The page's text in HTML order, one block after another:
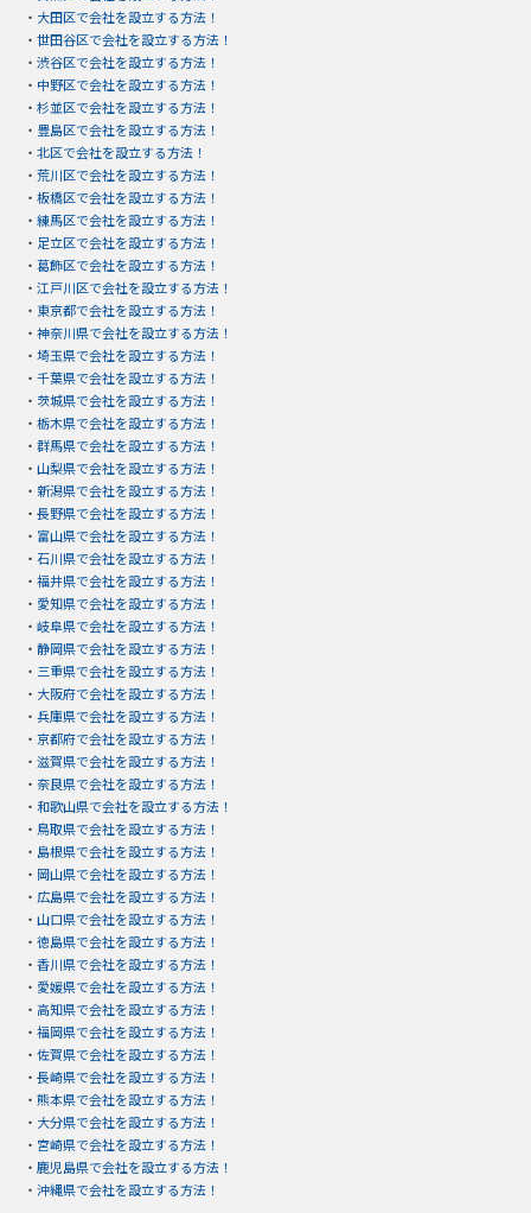
・ 大田区で会社を設立する方法！
・ 世田谷区で会社を設立する方法！
・ 渋谷区で会社を設立する方法！
・ 中野区で会社を設立する方法！
・ 杉並区で会社を設立する方法！
・ 豊島区で会社を設立する方法！
・ 北区で会社を設立する方法！
・ 荒川区で会社を設立する方法！
・ 板橋区で会社を設立する方法！
・ 練馬区で会社を設立する方法！
・ 足立区で会社を設立する方法！
・ 葛飾区で会社を設立する方法！
・ 江戸川区で会社を設立する方法！
・ 東京都で会社を設立する方法！
・ 神奈川県で会社を設立する方法！
・ 埼玉県で会社を設立する方法！
・ 千葉県で会社を設立する方法！
・ 茨城県で会社を設立する方法！
・ 栃木県で会社を設立する方法！
・ 群馬県で会社を設立する方法！
・ 山梨県で会社を設立する方法！
・ 新潟県で会社を設立する方法！
・ 長野県で会社を設立する方法！
・ 富山県で会社を設立する方法！
・ 石川県で会社を設立する方法！
・ 福井県で会社を設立する方法！
・ 愛知県で会社を設立する方法！
・ 岐阜県で会社を設立する方法！
・ 静岡県で会社を設立する方法！
・ 三重県で会社を設立する方法！
・ 大阪府で会社を設立する方法！
・ 兵庫県で会社を設立する方法！
・ 京都府で会社を設立する方法！
・ 滋賀県で会社を設立する方法！
・ 奈良県で会社を設立する方法！
・ 和歌山県で会社を設立する方法！
・ 鳥取県で会社を設立する方法！
・ 島根県で会社を設立する方法！
・ 岡山県で会社を設立する方法！
・ 広島県で会社を設立する方法！
・ 山口県で会社を設立する方法！
・ 徳島県で会社を設立する方法！
・ 香川県で会社を設立する方法！
・ 愛媛県で会社を設立する方法！
・ 高知県で会社を設立する方法！
・ 福岡県で会社を設立する方法！
・ 佐賀県で会社を設立する方法！
・ 長崎県で会社を設立する方法！
・ 熊本県で会社を設立する方法！
・ 大分県で会社を設立する方法！
・ 宮崎県で会社を設立する方法！
・ 鹿児島県で会社を設立する方法！
・ 沖縄県で会社を設立する方法！